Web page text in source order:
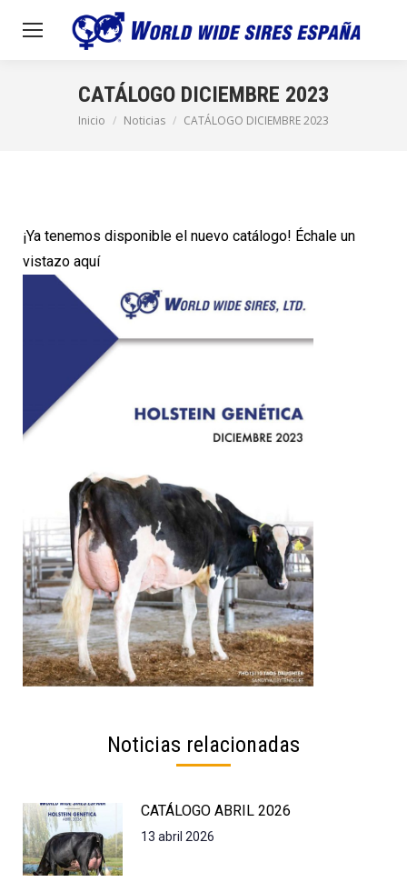
CATÁLOGO DICIEMBRE 2023
Estás aquí:
Inicio Noticias CATÁLOGO DICIEMBRE 2023
¡Ya tenemos disponible el nuevo catálogo! Échale un
vistazo aquí
Noticias relacionadas
CATÁLOGO ABRIL 2026
13 abril 2026